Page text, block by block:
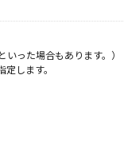
った場合もあります。）
します。